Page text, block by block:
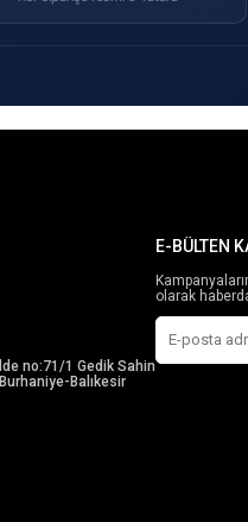
no:71/1 Gedik Sahin
Balıkesir
E-BÜLTEN
olarak